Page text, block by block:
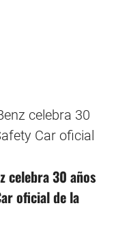
celebra 30 años
oficial de la